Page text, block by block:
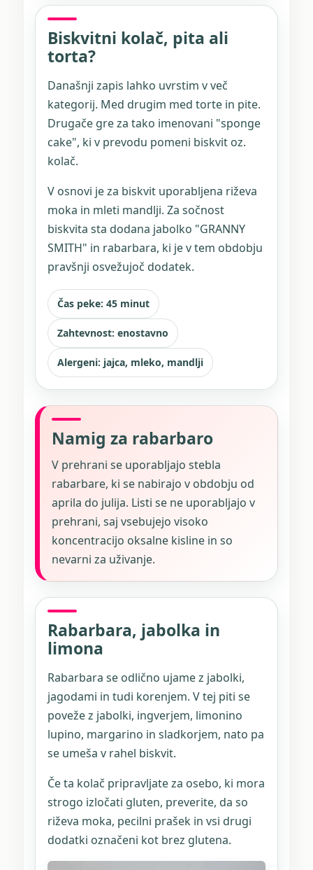
Biskvitni kolač, pita ali
torta?
Današnji zapis lahko uvrstim v več
kategorij. Med drugim med torte in pite.
Drugače gre za tako imenovani "sponge
cake", ki v prevodu pomeni biskvit oz.
kolač.
V osnovi je za biskvit uporabljena riževa
moka in mleti mandlji. Za sočnost
biskvita sta dodana jabolko "GRANNY
SMITH" in rabarbara, ki je v tem obdobju
pravšnji osvežujoč dodatek.
Čas peke: 45 minut
Zahtevnost: enostavno
Alergeni: jajca, mleko, mandlji
Namig za rabarbaro
V prehrani se uporabljajo stebla
rabarbare, ki se nabirajo v obdobju od
aprila do julija. Listi se ne uporabljajo v
prehrani, saj vsebujejo visoko
koncentracijo oksalne kisline in so
nevarni za uživanje.
Rabarbara, jabolka in
limona
Rabarbara se odlično ujame z jabolki,
jagodami in tudi korenjem. V tej piti se
poveže z jabolki, ingverjem, limonino
lupino, margarino in sladkorjem, nato pa
se umeša v rahel biskvit.
Če ta kolač pripravljate za osebo, ki mora
strogo izločati gluten, preverite, da so
riževa moka, pecilni prašek in vsi drugi
dodatki označeni kot brez glutena.